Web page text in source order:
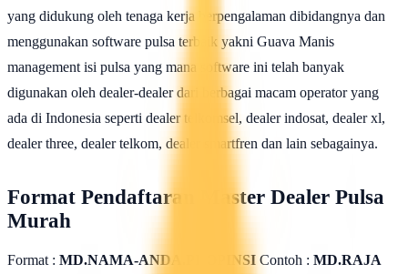
yang didukung oleh tenaga kerja berpengalaman dibidangnya dan
menggunakan software pulsa terbaik yakni Guava Manis
management isi pulsa yang mana software ini telah banyak
digunakan oleh dealer-dealer dari berbagai macam operator yang
ada di Indonesia seperti dealer telkomsel, dealer indosat, dealer xl,
dealer three, dealer telkom, dealer smartfren dan lain sebagainya.
Format Pendaftaran Master Dealer Pulsa
Murah
Format : MD.NAMA-ANDA.PROPINSI Contoh : MD.RAJA